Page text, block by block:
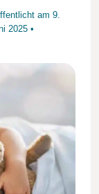
am 9.
2025•